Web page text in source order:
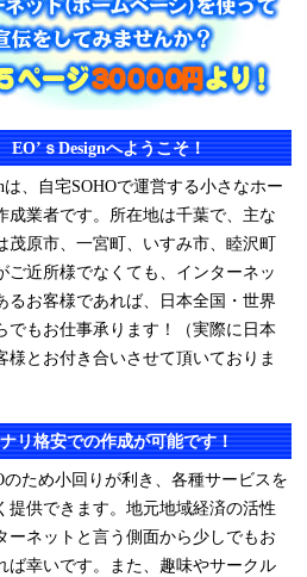
EO’ｓDesignへようこそ！
は、自宅SOHOで運営する小さなホー
成業者です。所在地は千葉で、主な
茂原市、一宮町、いすみ市、睦沢町
ご近所様でなくても、インターネッ
るお客様であれば、日本全国・世界
でもお仕事承ります！（実際に日本
様とお付き合いさせて頂いておりま
リ格安での作成が可能です！
のため小回りが利き、各種サービスを
提供できます。地元地域経済の活性
ーネットと言う側面から少しでもお
ば幸いです。また、趣味やサークル